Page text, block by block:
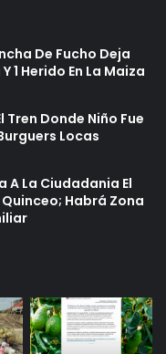
De Fucho Deja
1 Herido En La Maiza
Tren Donde Niño Fue
Locas
La Ciudadania El
Habrá Zona